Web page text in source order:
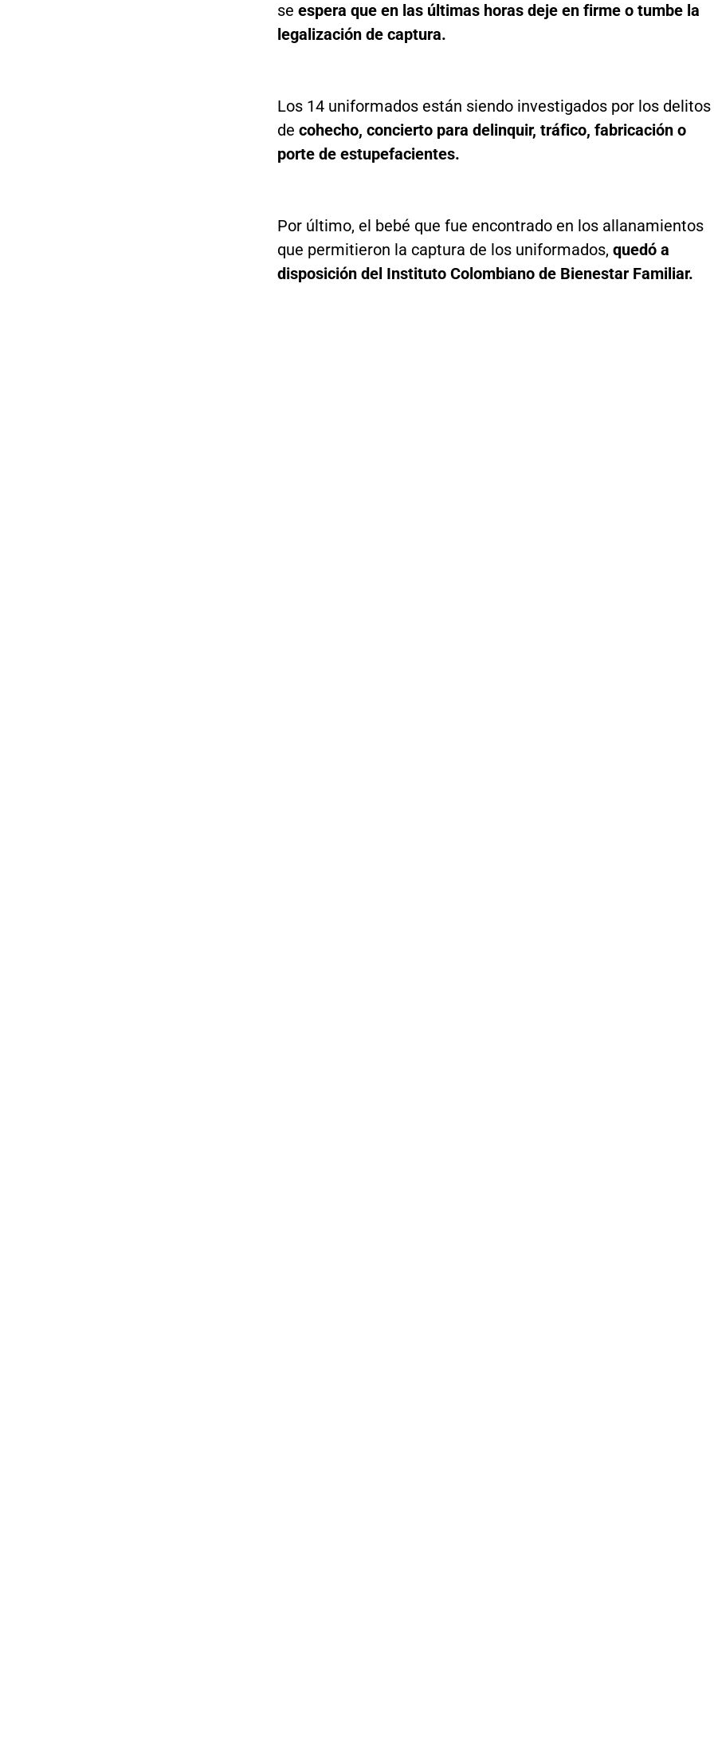
se espera que en las últimas horas deje en firme o tumbe la
legalización de captura.
Los 14 uniformados están siendo investigados por los delitos
de cohecho, concierto para delinquir, tráfico, fabricación o
porte de estupefacientes.
Por último, el bebé que fue encontrado en los allanamientos
que permitieron la captura de los uniformados, quedó a
disposición del Instituto Colombiano de Bienestar Familiar.